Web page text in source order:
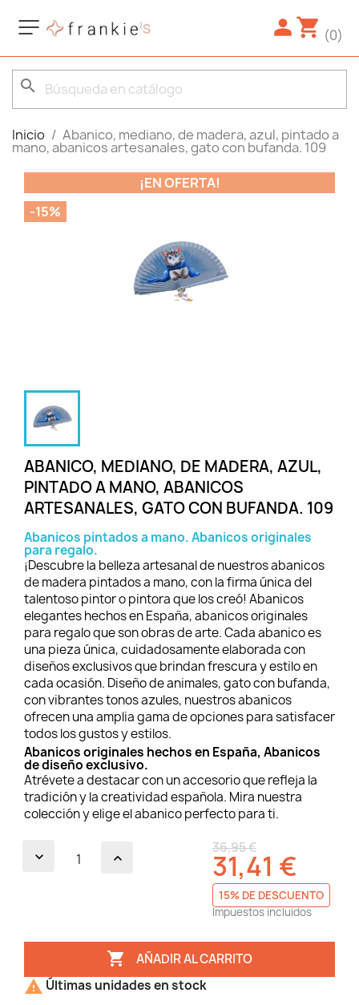
(0)
search
Inicio Abanico, mediano, de madera, azul, pintado a
mano, abanicos artesanales, gato con bufanda. 109
¡EN OFERTA!
-15%
ABANICO, MEDIANO, DE MADERA, AZUL,
PINTADO A MANO, ABANICOS
ARTESANALES, GATO CON BUFANDA. 109
Abanicos pintados a mano. Abanicos originales
para regalo.
¡Descubre la belleza artesanal de nuestros abanicos
de madera pintados a mano, con la firma única del
talentoso pintor o pintora que los creó! Abanicos
elegantes hechos en España, abanicos originales
para regalo que son obras de arte. Cada abanico es
una pieza única, cuidadosamente elaborada con
diseños exclusivos que brindan frescura y estilo en
cada ocasión. Diseño de animales, gato con bufanda,
con vibrantes tonos azules, nuestros abanicos
ofrecen una amplia gama de opciones para satisfacer
todos los gustos y estilos.
Abanicos originales hechos en España, Abanicos
de diseño exclusivo.
Atrévete a destacar con un accesorio que refleja la
tradición y la creatividad española. Mira nuestra
colección y elige el abanico perfecto para ti.
36,95 €
31,41 €
15% DE DESCUENTO
Impuestos incluidos
 AÑADIR AL CARRITO
 Últimas unidades en stock